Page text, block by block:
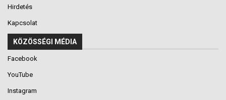
Hirdetés
Kapcsolat
KÖZÖSSÉGI MÉDIA
Facebook
YouTube
Instagram